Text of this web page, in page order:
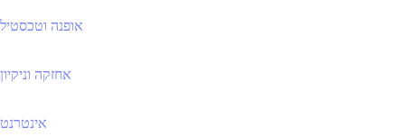
אופנה וטכסטיל
אחזקה וניקיון
אינטרנט